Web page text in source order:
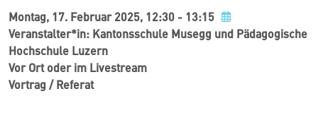
Montag, 17. Februar 2025, 12:30 - 13:15 Add to my calendar
Veranstalter*in: Kantonsschule Musegg und Pädagogische
Hochschule Luzern
Vor Ort oder im Livestream
Vortrag / Referat